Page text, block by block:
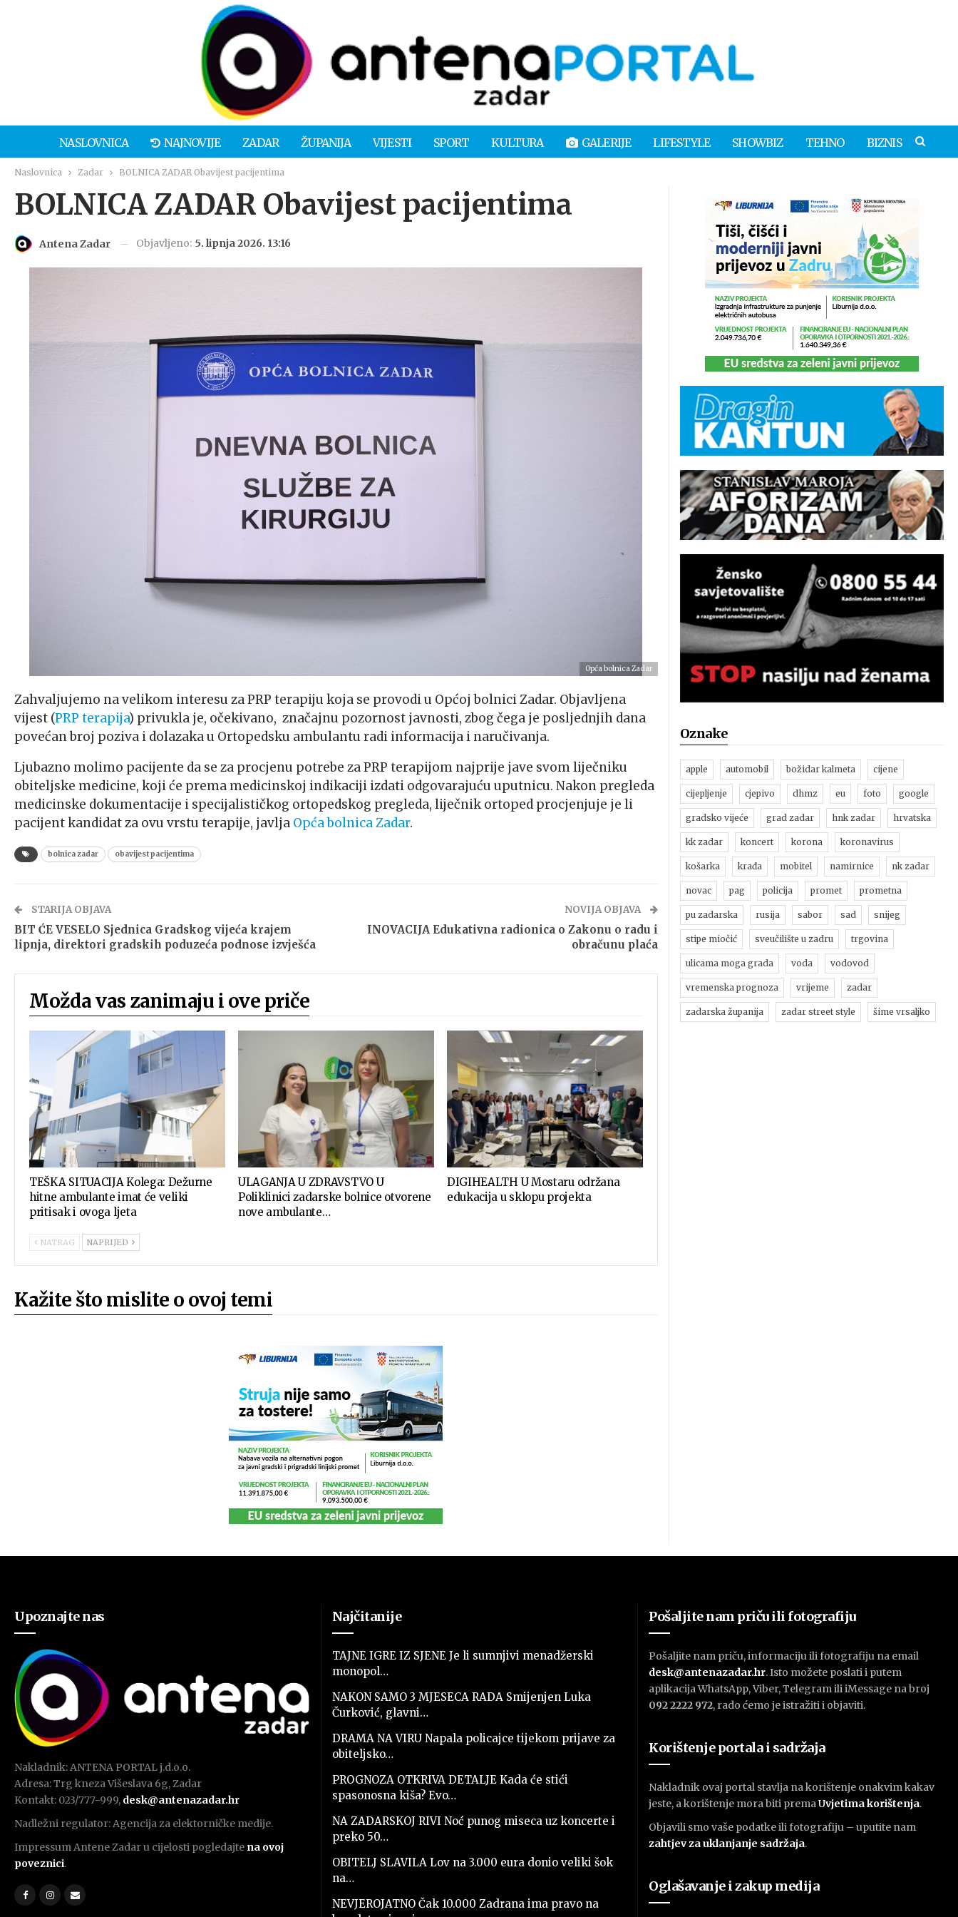
NASLOVNICA NAJNOVIJE ZADAR ŽUPANIJA VIJESTI SPORT KULTURA GALERIJE LIFESTYLE SHOWBIZ TEHNO BIZNIS
Naslovnica Zadar BOLNICA ZADAR Obavijest pacijentima
BOLNICA ZADAR Obavijest pacijentima
Antena Zadar Objavljeno: 5. lipnja 2026. 13:16
Opća bolnica Zadar
Zahvaljujemo na velikom interesu za PRP terapiju koja se provodi u Općoj bolnici Zadar. Objavljena
vijest (PRP terapija) privukla je, očekivano, značajnu pozornost javnosti, zbog čega je posljednjih dana
povećan broj poziva i dolazaka u Ortopedsku ambulantu radi informacija i naručivanja.
Ljubazno molimo pacijente da se za procjenu potrebe za PRP terapijom najprije jave svom liječniku
obiteljske medicine, koji će prema medicinskoj indikaciji izdati odgovarajuću uputnicu. Nakon pregleda
medicinske dokumentacije i specijalističkog ortopedskog pregleda, liječnik ortoped procjenjuje je li
pacijent kandidat za ovu vrstu terapije, javlja Opća bolnica Zadar.
bolnica zadar obavijest pacijentima
STARIJA OBJAVA
BIT ĆE VESELO Sjednica Gradskog vijeća krajem
lipnja, direktori gradskih poduzeća podnose izvješća
NOVIJA OBJAVA
INOVACIJA Edukativna radionica o Zakonu o radu i
obračunu plaća
Možda vas zanimaju i ove priče
TEŠKA SITUACIJA Kolega: Dežurne
hitne ambulante imat će veliki
pritisak i ovoga ljeta
ULAGANJA U ZDRAVSTVO U
Poliklinici zadarske bolnice otvorene
nove ambulante…
DIGIHEALTH U Mostaru održana
edukacija u sklopu projekta
NATRAG NAPRIJED
Kažite što mislite o ovoj temi
Oznake
apple automobil božidar kalmeta cijene
cijepljenje cjepivo dhmz eu foto google
gradsko vijeće grad zadar hnk zadar hrvatska
kk zadar koncert korona koronavirus
košarka krađa mobitel namirnice nk zadar
novac pag policija promet prometna
pu zadarska rusija sabor sad snijeg
stipe miočić sveučilište u zadru trgovina
ulicama moga grada voda vodovod
vremenska prognoza vrijeme zadar
zadarska županija zadar street style šime vrsaljko
Upoznajte nas
Nakladnik: ANTENA PORTAL j.d.o.o.
Adresa: Trg kneza Višeslava 6g, Zadar
Kontakt: 023/777-999, desk@antenazadar.hr
Nadležni regulator: Agencija za elektorničke medije.
Impressum Antene Zadar u cijelosti pogledajte na ovoj
poveznici.
Najčitanije
TAJNE IGRE IZ SJENE Je li sumnjivi menadžerski
monopol…
NAKON SAMO 3 MJESECA RADA Smijenjen Luka
Čurković, glavni…
DRAMA NA VIRU Napala policajce tijekom prijave za
obiteljsko…
PROGNOZA OTKRIVA DETALJE Kada će stići
spasonosna kiša? Evo…
NA ZADARSKOJ RIVI Noć punog miseca uz koncerte i
preko 50…
OBITELJ SLAVILA Lov na 3.000 eura donio veliki šok
na…
NEVJEROJATNO Čak 10.000 Zadrana ima pravo na
Pošaljite nam priču ili fotografiju
Pošaljite nam priču, informaciju ili fotografiju na email
desk@antenazadar.hr. Isto možete poslati i putem
aplikacija WhatsApp, Viber, Telegram ili iMessage na broj
092 2222 972, rado ćemo je istražiti i objaviti.
Korištenje portala i sadržaja
Nakladnik ovaj portal stavlja na korištenje onakvim kakav
jeste, a korištenje mora biti premaUvjetima korištenja.
Objavili smo vaše podatke ili fotografiju – uputite nam
zahtjev za uklanjanje sadržaja.
Oglašavanje i zakup medija